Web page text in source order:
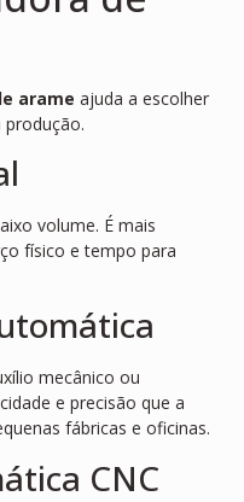
arame ajuda a escolher
volume. É mais
físico e tempo para
mecânico ou
e precisão que a
fábricas e oficinas.
CNC